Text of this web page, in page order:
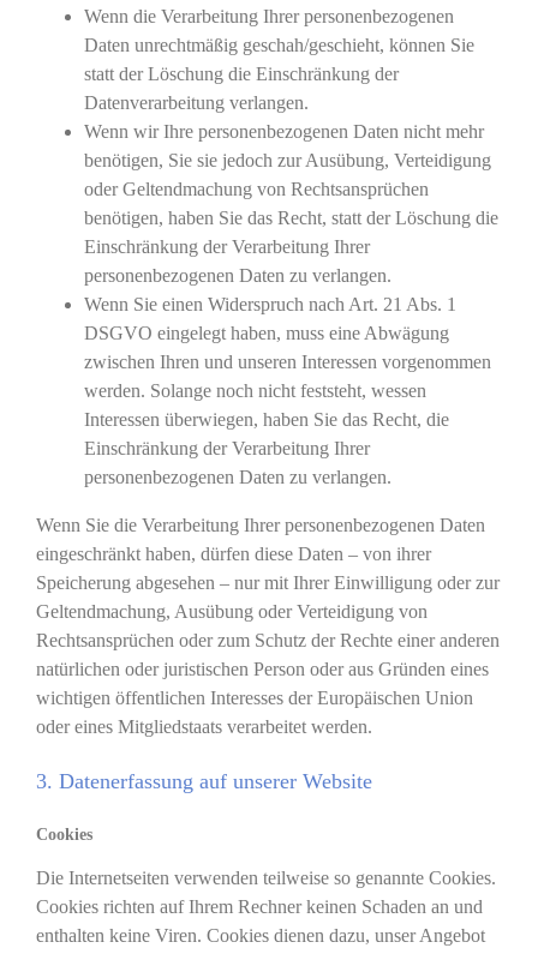
Wenn die Verarbeitung Ihrer personenbezogenen
Daten unrechtmäßig geschah/geschieht, können Sie
statt der Löschung die Einschränkung der
Datenverarbeitung verlangen.
Wenn wir Ihre personenbezogenen Daten nicht mehr
benötigen, Sie sie jedoch zur Ausübung, Verteidigung
oder Geltendmachung von Rechtsansprüchen
benötigen, haben Sie das Recht, statt der Löschung die
Einschränkung der Verarbeitung Ihrer
personenbezogenen Daten zu verlangen.
Wenn Sie einen Widerspruch nach Art. 21 Abs. 1
DSGVO eingelegt haben, muss eine Abwägung
zwischen Ihren und unseren Interessen vorgenommen
werden. Solange noch nicht feststeht, wessen
Interessen überwiegen, haben Sie das Recht, die
Einschränkung der Verarbeitung Ihrer
personenbezogenen Daten zu verlangen.
Wenn Sie die Verarbeitung Ihrer personenbezogenen Daten
eingeschränkt haben, dürfen diese Daten – von ihrer
Speicherung abgesehen – nur mit Ihrer Einwilligung oder zur
Geltendmachung, Ausübung oder Verteidigung von
Rechtsansprüchen oder zum Schutz der Rechte einer anderen
natürlichen oder juristischen Person oder aus Gründen eines
wichtigen öffentlichen Interesses der Europäischen Union
oder eines Mitgliedstaats verarbeitet werden.
3. Datenerfassung auf unserer Website
Cookies
Die Internetseiten verwenden teilweise so genannte Cookies.
Cookies richten auf Ihrem Rechner keinen Schaden an und
enthalten keine Viren. Cookies dienen dazu, unser Angebot